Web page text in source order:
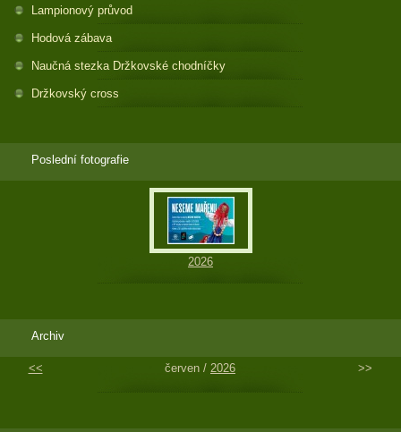
Lampionový průvod
Hodová zábava
Naučná stezka Držkovské chodníčky
Držkovský cross
Poslední fotografie
2026
Archiv
<< červen / 2026 >>